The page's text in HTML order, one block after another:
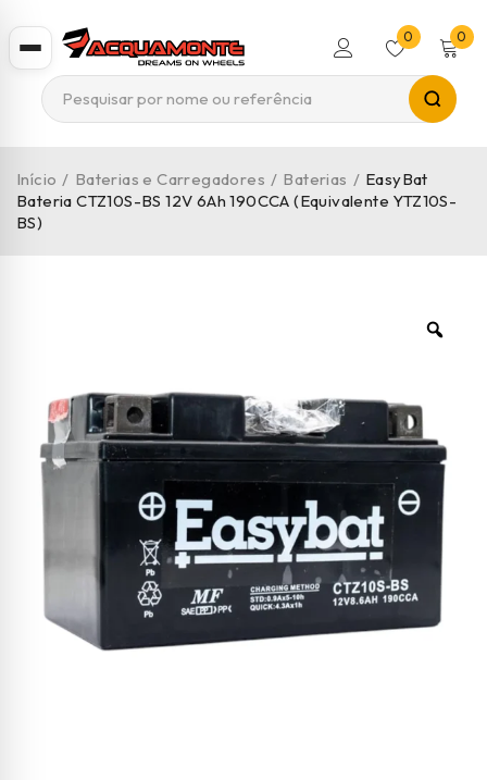
0 0
Início / Baterias e Carregadores / Baterias / EasyBat
Bateria CTZ10S-BS 12V 6Ah 190CCA (Equivalente YTZ10S-
BS)